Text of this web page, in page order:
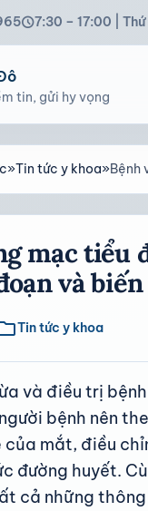
schedule7:30 – 17:00 |
tin, gửi hy vọng
»Tin tức y khoa»Bệnh
mạc tiểu
và
Tin tức y khoa
và điều trị
bệnh nên
của mắt, điều
đường huyết.
cả những